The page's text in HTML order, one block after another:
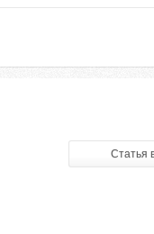
Статья